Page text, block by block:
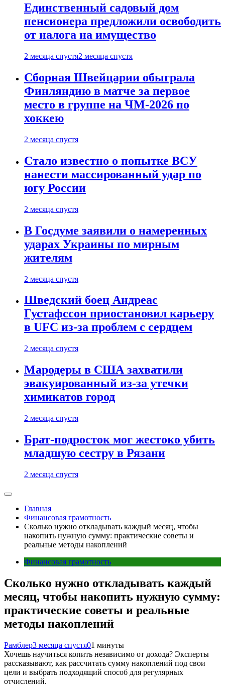
Единственный садовый дом
пенсионера предложили освободить
от налога на имущество
2 месяца спустя2 месяца спустя
Сборная Швейцарии обыграла
Финляндию в матче за первое
место в группе на ЧМ-2026 по
хоккею
2 месяца спустя
Стало известно о попытке ВСУ
нанести массированный удар по
югу России
2 месяца спустя
В Госдуме заявили о намеренных
ударах Украины по мирным
жителям
2 месяца спустя
Шведский боец Андреас
Густафссон приостановил карьеру
в UFC из-за проблем с сердцем
2 месяца спустя
Мародеры в США захватили
эвакуированный из-за утечки
химикатов город
2 месяца спустя
Брат-подросток мог жестоко убить
младшую сестру в Рязани
2 месяца спустя
Главная
Финансовая грамотность
Сколько нужно откладывать каждый месяц, чтобы
накопить нужную сумму: практические советы и
реальные методы накоплений
Финансовая грамотность
Сколько нужно откладывать каждый
месяц, чтобы накопить нужную сумму:
практические советы и реальные
методы накоплений
Рамблер3 месяца спустя01 минуты
Хочешь научиться копить независимо от дохода? Эксперты
рассказывают, как рассчитать сумму накоплений под свои
цели и выбрать подходящий способ для регулярных
отчислений.